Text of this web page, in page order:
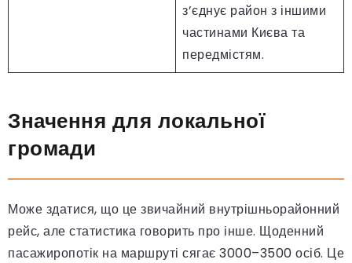
з’єднує район з іншими
частинами Києва та
передмістям.
Значення для локальної
громади
Може здатися, що це звичайний внутрішньорайонний
рейс, але статистика говорить про інше. Щоденний
пасажиропотік на маршруті сягає 3000–3500 осіб. Це